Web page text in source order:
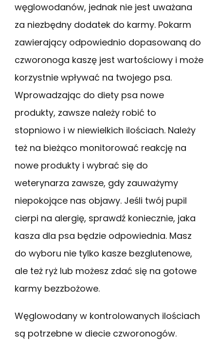
węglowodanów, jednak nie jest uważana
za niezbędny dodatek do karmy. Pokarm
zawierający odpowiednio dopasowaną do
czworonoga kaszę jest wartościowy i może
korzystnie wpływać na twojego psa.
Wprowadzając do diety psa nowe
produkty, zawsze należy robić to
stopniowo i w niewielkich ilościach. Należy
też na bieżąco monitorować reakcję na
nowe produkty i wybrać się do
weterynarza zawsze, gdy zauważymy
niepokojące nas objawy. Jeśli twój pupil
cierpi na alergię, sprawdź koniecznie, jaka
kasza dla psa będzie odpowiednia. Masz
do wyboru nie tylko kasze bezglutenowe,
ale też ryż lub możesz zdać się na gotowe
karmy bezzbożowe.
Węglowodany w kontrolowanych ilościach
są potrzebne w diecie czworonogów.